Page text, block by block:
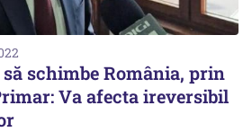
schimbe România, prin
Va afecta ireversibil